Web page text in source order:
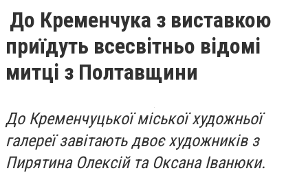
До Кременчука з виставкою
приїдуть всесвітньо відомі
митці з Полтавщини
До Кременчуцької міської художньої
галереї завітають двоє художників з
Пирятина Олексій та Оксана Іванюки.